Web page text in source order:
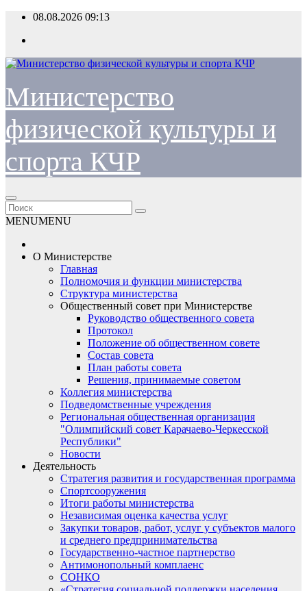
Перейти
содержимому
08.08.2026 09:13
Министерство
физической культуры и
спорта КЧР
MENUMENU
О Министерстве
Главная
Полномочия и функции министерства
Структура министерства
Общественный совет при Министерстве
Руководство общественного совета
Протокол
Положение об общественном совете
Состав совета
План работы совета
Решения, принимаемые советом
Коллегия министерства
Подведомственные учреждения
Региональная общественная организация
"Олимпийский совет Карачаево-Черкесской
Республики"
Новости
Деятельность
Стратегия развития и государственная программа
Спортсооружения
Итоги работы министерства
Независимая оценка качества услуг
Закупки товаров, работ, услуг у субъектов малого
и среднего предпринимательства
Государственно-частное партнерство
Антимонопольный комплаенс
СОНКО